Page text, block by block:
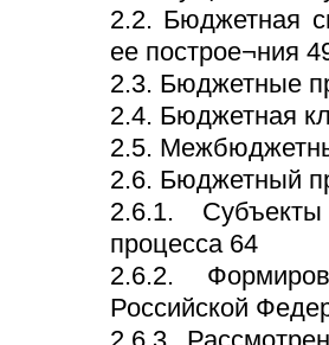
2.2. Бюджетная
ее построе¬ния
2.3. Бюджетные
2.4. Бюджетная
2.5.
2.6. Бюджетный
2.6.1.
процесса 64
2.6.2.
Российской